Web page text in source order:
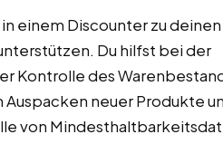
einem Discounter zu deinen
Du hilfst bei der
Kontrolle des
neuer Produkte
von